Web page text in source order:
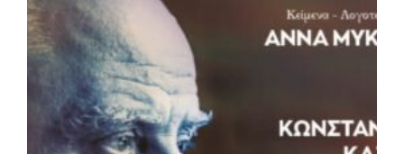
ΠΟΛΙΤΙΣΜΟΣ 05/08/2026 · 16:17
Η Marko Marković Orkestar στα
Αριστοτέλεια του Δήμου Αριστοτέλη